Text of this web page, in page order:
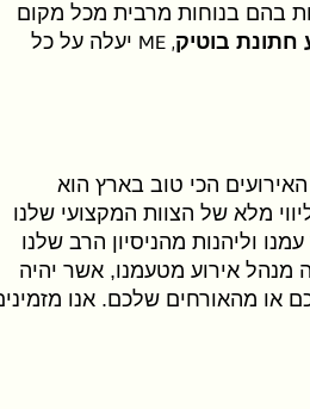
בהם בנוחות מרבית מכל מקום
חתונת בוטיק, ME
יעלה על כל
הכי טוב בארץ הוא
מלא של הצוות המקצועי שלנו
וליהנות מהניסיון הרב שלנו
מנהל אירוע מטעמנו, אשר יהיה
או מהאורחים שלכם. אנו